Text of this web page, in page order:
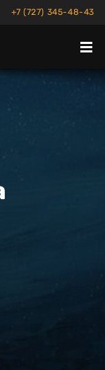
+7 (727) 345-48-43